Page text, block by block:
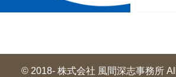
© 2018- 株式会社 風間深志事務所